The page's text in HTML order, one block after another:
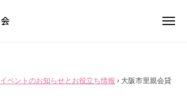
メ
イベントのお知らせとお役立ち情報 › 大阪市里親会貸